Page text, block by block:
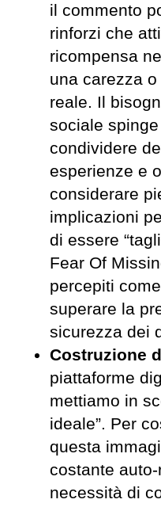
il commento
rinforzi che
ricompensa
una carezza
reale. Il
sociale
condividere
esperienze e
considerare
implicazioni
di essere
Fear Of
percepiti
superare la
sicurezza dei
Costruzione
piattaforme
mettiamo in
ideale”. Per
questa
costante
necessità di